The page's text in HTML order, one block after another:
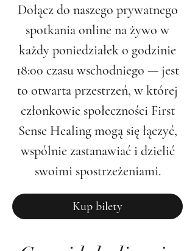
Dołącz do naszego prywatnego
spotkania online na żywo w
każdy poniedziałek o godzinie
18:00 czasu wschodniego — jest
to otwarta przestrzeń, w której
członkowie społeczności First
Sense Healing mogą się łączyć,
wspólnie zastanawiać i dzielić
swoimi spostrzeżeniami.
Kup bilety